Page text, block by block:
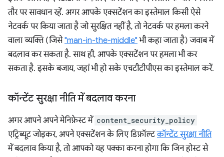
तौर पर सावधान रहें. अगर आपके एक्सटेंशन का इस्तेमाल किसी ऐसे
नेटवर्क पर किया जाता है जो सुरक्षित नहीं है, तो नेटवर्क पर हमला करने
वाला व्यक्ति (जिसे"man-in-the-middle" भी कहा जाता है) जवाब में
बदलाव कर सकता है. साथ ही, आपके एक्सटेंशन पर हमला भी कर
सकता है. इसके बजाय, जहां भी हो सके एचटीटीपीएस का इस्तेमाल करें.
कॉन्टेंट सुरक्षा नीति में बदलाव करना
अगर आपने अपने मेनिफ़ेस्ट में content_security_policy
एट्रिब्यूट जोड़कर, अपने एक्सटेंशन के लिए डिफ़ॉल्टकॉन्टेंट सुरक्षा नीति
में बदलाव किया है, तो आपको यह पक्का करना होगा कि जिन होस्ट से